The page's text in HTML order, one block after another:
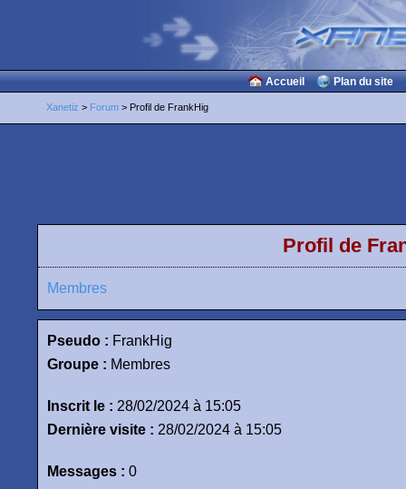
Accueil Plan du site
Xanetiz > Forum > Profil de FrankHig
Profil de
Membres
Pseudo : FrankHig
Groupe : Membres
Inscrit le : 28/02/2024 à 15:05
Dernière visite : 28/02/2024 à 15:05
Messages : 0